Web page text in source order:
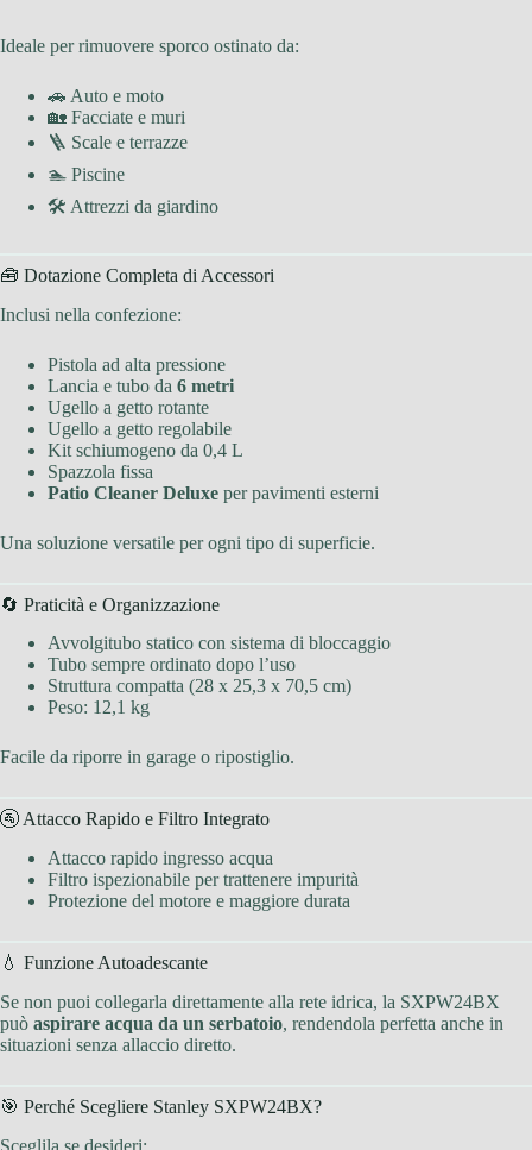
Ideale per rimuovere sporco ostinato da:
🚗 Auto e moto
🏡 Facciate e muri
🪜 Scale e terrazze
🏊 Piscine
🛠 Attrezzi da giardino
🧰 Dotazione Completa di Accessori
Inclusi nella confezione:
Pistola ad alta pressione
Lancia e tubo da 6 metri
Ugello a getto rotante
Ugello a getto regolabile
Kit schiumogeno da 0,4 L
Spazzola fissa
Patio Cleaner Deluxe per pavimenti esterni
Una soluzione versatile per ogni tipo di superficie.
🔄 Praticità e Organizzazione
Avvolgitubo statico con sistema di bloccaggio
Tubo sempre ordinato dopo l’uso
Struttura compatta (28 x 25,3 x 70,5 cm)
Peso: 12,1 kg
Facile da riporre in garage o ripostiglio.
🚰 Attacco Rapido e Filtro Integrato
Attacco rapido ingresso acqua
Filtro ispezionabile per trattenere impurità
Protezione del motore e maggiore durata
💧 Funzione Autoadescante
Se non puoi collegarla direttamente alla rete idrica, la SXPW24BX
può aspirare acqua da un serbatoio, rendendola perfetta anche in
situazioni senza allaccio diretto.
🎯 Perché Scegliere Stanley SXPW24BX?
Sceglila se desideri: